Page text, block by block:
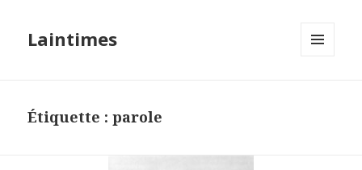
Laintimes
Étiquette :parole